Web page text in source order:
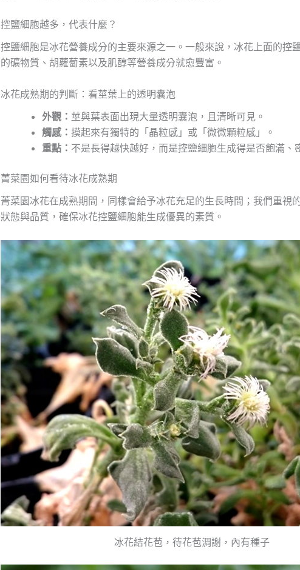
控鹽細胞越多，代表什麼？
控鹽細胞是冰花營養成分的主要來源之一。一般來說，冰花上面的控
的礦物質、胡蘿蔔素以及肌醇等營養成分就愈豐富。
冰花成熟期的判斷：看莖葉上的透明囊泡
外觀： 莖與葉表面出現大量透明囊泡，且清晰可見。
觸感： 摸起來有獨特的「晶粒感」或「微微顆粒感」。
重點： 不是長得越快越好，而是控鹽細胞生成得是否飽滿、
菁菜園如何看待冰花成熟期
菁菜園冰花在成熟期間，同樣會給予冰花充足的生長時間；我們重視
狀態與品質，確保冰花控鹽細胞能生成優異的素質。
冰花結花苞，待花苞淍謝，內有種子